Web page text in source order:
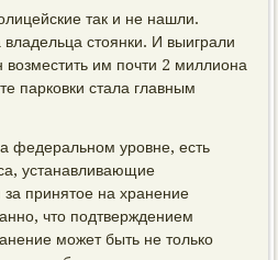
так и не нашли.
стоянки. И выиграли
им почти 2 миллиона
парковки стала главным
федеральном уровне, есть
устанавливающие
за принятое на хранение
что подтверждением
может быть не только